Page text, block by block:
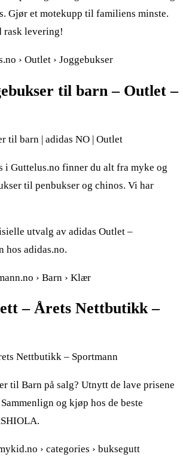
Gjør et motekupp til familiens minste.
rask levering!
› Outlet › Joggebukser
til barn – Outlet –
til barn | adidas NO | Outlet
i Guttelus.no finner du alt fra myke og
til penbukser og chinos. Vi har
utvalg av adidas Outlet –
hos adidas.no.
› Barn › Klær
– Årets Nettbutikk –
Nettbutikk – Sportmann
til Barn på salg? Utnytt de lave prisene
og kjøp hos de beste
› categories › buksegutt